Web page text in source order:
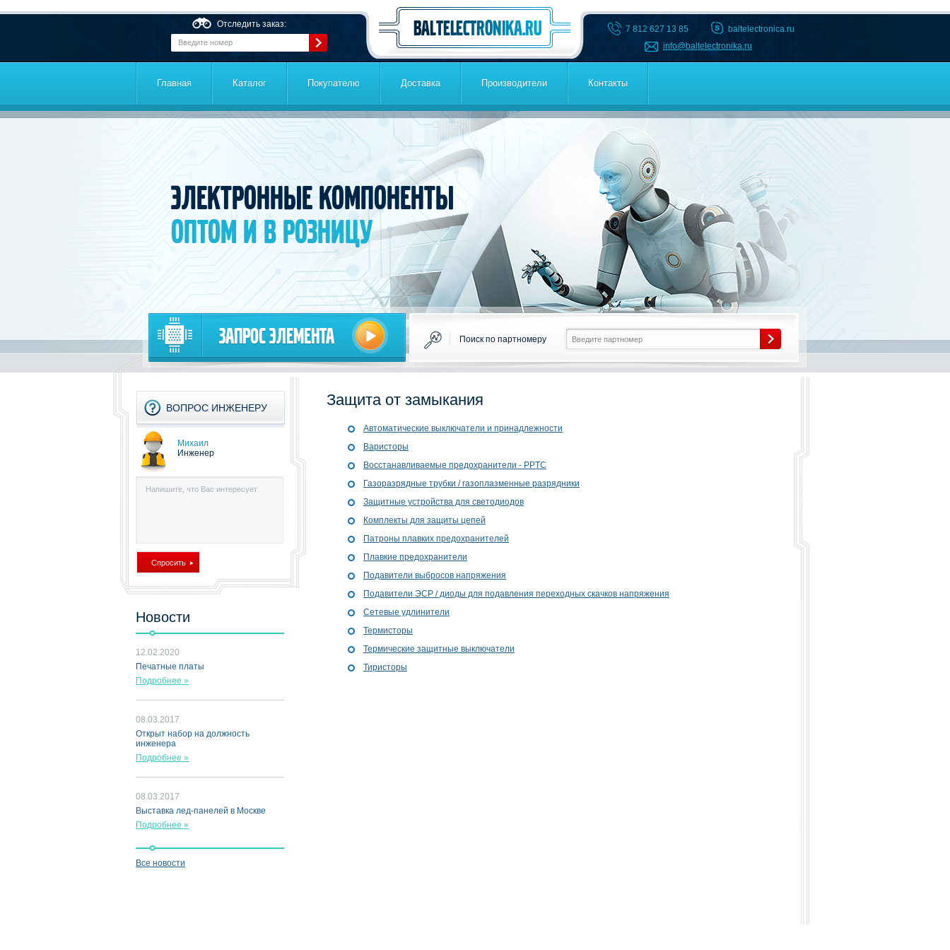
Отследить заказ:
7 812 627 13 85
baltelectronica.ru
info@baltelectronika.ru
Главная Каталог Покупателю Доставка Производители Контакты
Электронные компоненты
оптом и в розницу
Запрос элемента Поиск по партномеру
ВОПРОС ИНЖЕНЕРУ
Михаил
Инженер
Новости
12.02.2020
Печатные платы
Подробнее »
08.03.2017
Открыт набор на должность
инженера
Подробнее »
08.03.2017
Выставка лед-панелей в Москве
Подробнее »
Все новости
Защита от замыкания
Автоматические выключатели и принадлежности
Варисторы
Восстанавливаемые предохранители - PPTC
Газоразрядные трубки / газоплазменные разрядники
Защитные устройства для светодиодов
Комплекты для защиты цепей
Патроны плавких предохранителей
Плавкие предохранители
Подавители выбросов напряжения
Подавители ЭСР / диоды для подавления переходных скачков напряжения
Сетевые удлинители
Термисторы
Термические защитные выключатели
Тиристоры